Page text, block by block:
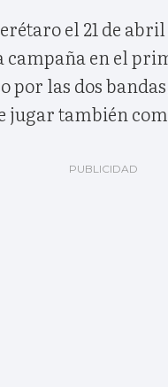
el 21 de
campaña en el
por las dos
jugar también